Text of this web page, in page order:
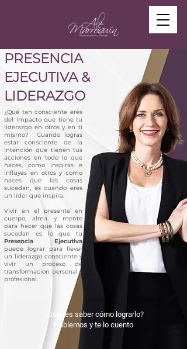
PRESENCIA
EJECUTIVA &
LIDERAZGO
¿Qué tan consciente eres
del impacto que tiene tu
liderazgo en otros y en ti
mismo? Cuando logras
estar consciente de la
intención que tienen tus
acciones en todo lo que
haces, como inspiras e
influyes en otros y como
haces que las cosas
sucedan, es cuando eres
un líder que inspira.
Vivir en el presente en
cuerpo, alma y mente
para hacer que las cosas
sucedan es lo que tu
Presencia Ejecutiva
puede lograr para llevar
un liderazgo consciente y
vivir un proceso de
transformación personal y
profesional.
¿Quieres saber cómo lograrlo?
Hablemos y te lo cuento